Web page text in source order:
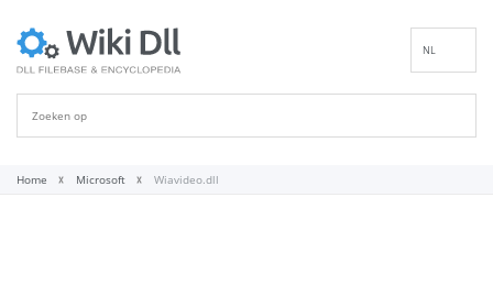
NL
Home Microsoft Wiavideo.dll